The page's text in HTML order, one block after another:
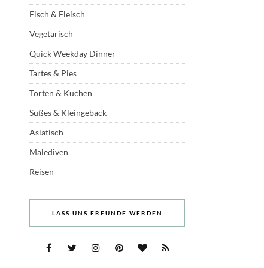
Fisch & Fleisch
Vegetarisch
Quick Weekday Dinner
Tartes & Pies
Torten & Kuchen
Süßes & Kleingebäck
Asiatisch
Malediven
Reisen
LASS UNS FREUNDE WERDEN